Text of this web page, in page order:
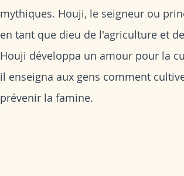
mythiques. Houji, le seigneur ou
en tant que dieu de l'agriculture et
Houji développa un amour pour la
il enseigna aux gens comment
prévenir la famine.